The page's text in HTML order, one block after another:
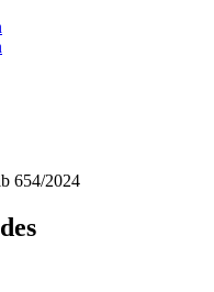
654/2024